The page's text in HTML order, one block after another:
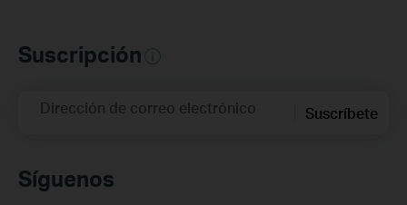
Suscripción
Dirección de correo electrónico Suscríbete
Síguenos